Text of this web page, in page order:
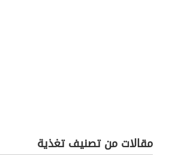
مقالات من تصنيف تغذية